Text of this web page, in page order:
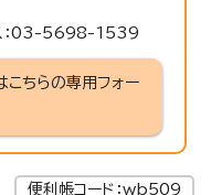
：03-5698-1539
こちらの専用フォー
便利帳コード：wb509